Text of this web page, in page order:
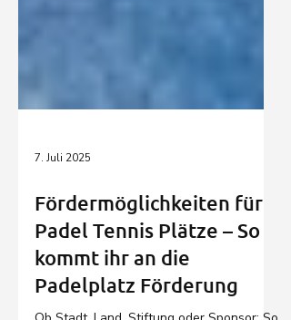
7. Juli 2025
Fördermöglichkeiten für
Padel Tennis Plätze – So
kommt ihr an die